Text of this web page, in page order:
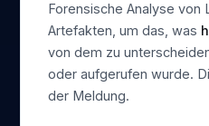
Forensische Analyse von
Artefakten, um das, was
von dem zu
oder aufgerufen wurde.
der Meldung.